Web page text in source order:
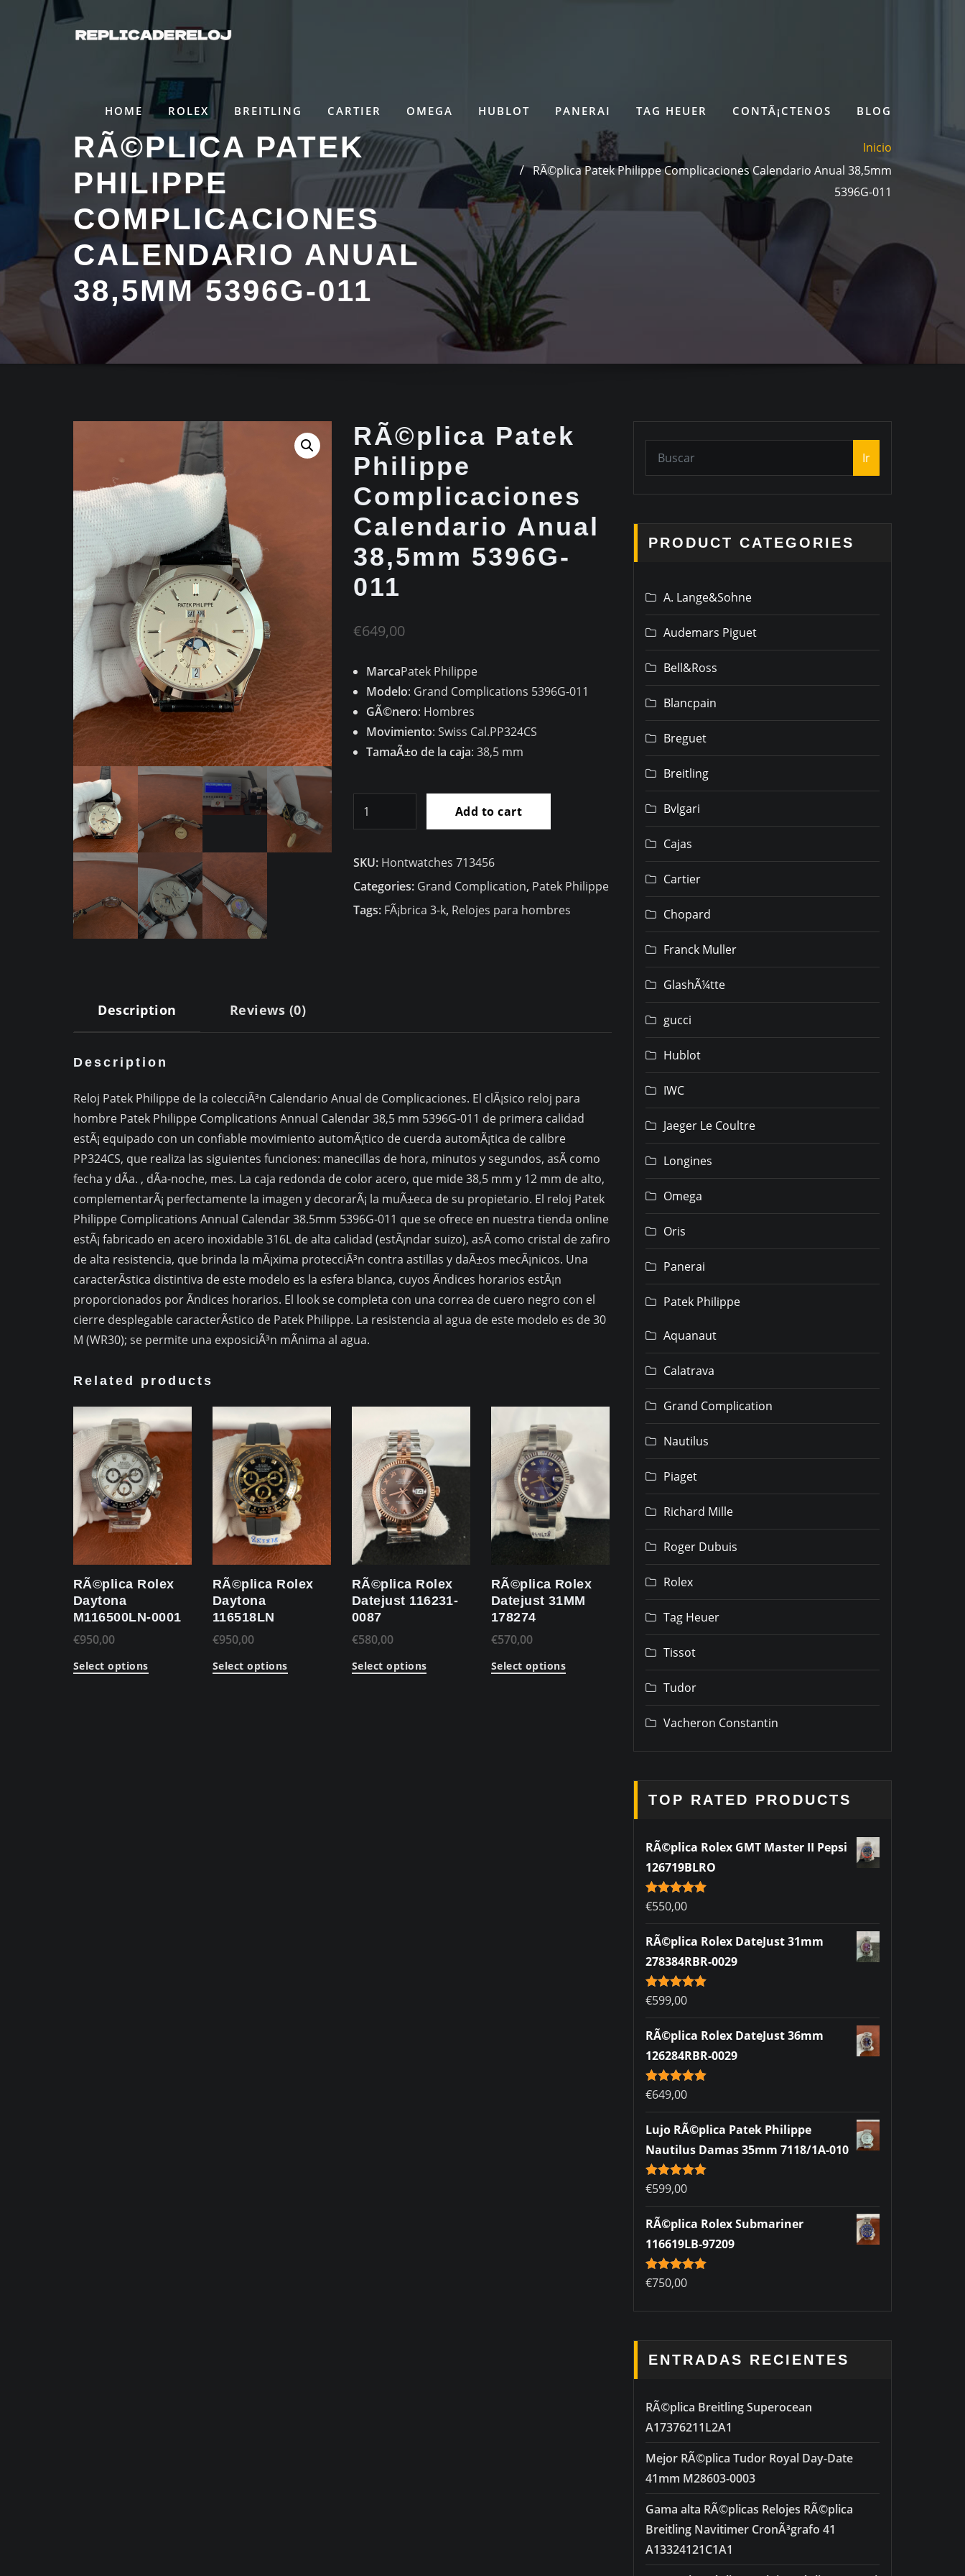
contenido
HOME ROLEX BREITLING CARTIER OMEGA HUBLOT PANERAI TAG HEUER CONTÃ¡CTENOS BLOG
RÃ©PLICA PATEK
PHILIPPE
COMPLICACIONES
CALENDARIO ANUAL
38,5MM 5396G-011
Inicio
RÃ©plica Patek Philippe Complicaciones Calendario Anual 38,5mm
5396G-011
RÃ©plica Patek
Philippe
Complicaciones
Calendario Anual
38,5mm 5396G-
011
€649,00
MarcaPatek Philippe
Modelo: Grand Complications 5396G-011
GÃ©nero: Hombres
Movimiento: Swiss Cal.PP324CS
TamaÃ±o de la caja: 38,5 mm
Complicaciones
Calendario
Anual
Add to cart
SKU: Hontwatches 713456
Categories: Grand Complication, Patek Philippe
Tags: FÃ¡brica 3-k, Relojes para hombres
Description Reviews (0)
Description
Reloj Patek Philippe de la colecciÃ³n Calendario Anual de Complicaciones. El clÃ¡sico reloj para
hombre Patek Philippe Complications Annual Calendar 38,5 mm 5396G-011 de primera calidad
estÃ¡ equipado con un confiable movimiento automÃ¡tico de cuerda automÃ¡tica de calibre
PP324CS, que realiza las siguientes funciones: manecillas de hora, minutos y segundos, asÃ­ como
fecha y dÃ­a. , dÃ­a-noche, mes. La caja redonda de color acero, que mide 38,5 mm y 12 mm de alto,
complementarÃ¡ perfectamente la imagen y decorarÃ¡ la muÃ±eca de su propietario. El reloj Patek
Philippe Complications Annual Calendar 38.5mm 5396G-011 que se ofrece en nuestra tienda online
estÃ¡ fabricado en acero inoxidable 316L de alta calidad (estÃ¡ndar suizo), asÃ­ como cristal de zafiro
de alta resistencia, que brinda la mÃ¡xima protecciÃ³n contra astillas y daÃ±os mecÃ¡nicos. Una
caracterÃ­stica distintiva de este modelo es la esfera blanca, cuyos Ã­ndices horarios estÃ¡n
proporcionados por Ã­ndices horarios. El look se completa con una correa de cuero negro con el
cierre desplegable caracterÃ­stico de Patek Philippe. La resistencia al agua de este modelo es de 30
M (WR30); se permite una exposiciÃ³n mÃ­nima al agua.
Related products
RÃ©plica Rolex
Daytona
M116500LN-0001
€950,00
Select options
RÃ©plica Rolex
Daytona
116518LN
€950,00
Select options
RÃ©plica Rolex
Datejust 116231-
0087
€580,00
Select options
RÃ©plica Rolex
Datejust 31MM
178274
€570,00
Select options
Ir
PRODUCT CATEGORIES
A. Lange&Sohne
Audemars Piguet
Bell&Ross
Blancpain
Breguet
Breitling
Bvlgari
Cajas
Cartier
Chopard
Franck Muller
GlashÃ¼tte
gucci
Hublot
IWC
Jaeger Le Coultre
Longines
Omega
Oris
Panerai
Patek Philippe
Aquanaut
Calatrava
Grand Complication
Nautilus
Piaget
Richard Mille
Roger Dubuis
Rolex
Tag Heuer
Tissot
Tudor
Vacheron Constantin
TOP RATED PRODUCTS
RÃ©plica Rolex GMT Master II Pepsi
126719BLRO
Rated5.00
out of 5
€550,00
RÃ©plica Rolex DateJust 31mm
278384RBR-0029
Rated5.00
out of 5
€599,00
RÃ©plica Rolex DateJust 36mm
126284RBR-0029
Rated5.00
out of 5
€649,00
Lujo RÃ©plica Patek Philippe
Nautilus Damas 35mm 7118/1A-010
Rated5.00
out of 5
€599,00
RÃ©plica Rolex Submariner
116619LB-97209
Rated5.00
out of 5
€750,00
ENTRADAS RECIENTES
RÃ©plica Breitling Superocean
A17376211L2A1
Mejor RÃ©plica Tudor Royal Day-Date
41mm M28603-0003
Gama alta RÃ©plicas Relojes RÃ©plica
Breitling Navitimer CronÃ³grafo 41
A13324121C1A1